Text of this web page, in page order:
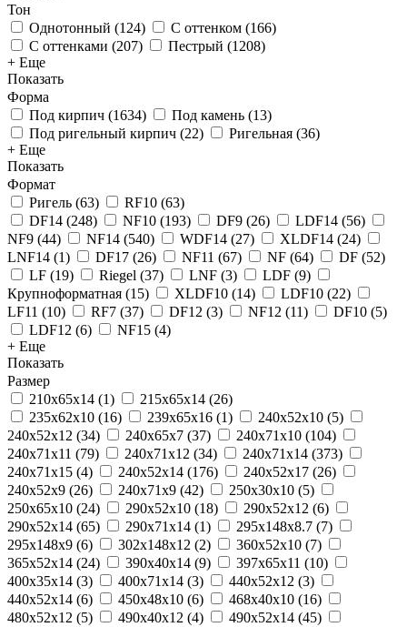
Тон
Однотонный (124) С оттенком (166)
С оттенками (207) Пестрый (1208)
+ Еще
Показать
Форма
Под кирпич (1634) Под камень (13)
Под ригельный кирпич (22) Ригельная (36)
+ Еще
Показать
Формат
Ригель (63) RF10 (63)
DF14 (248) NF10 (193) DF9 (26) LDF14 (56)
NF9 (44) NF14 (540) WDF14 (27) XLDF14 (24)
LNF14 (1) DF17 (26) NF11 (67) NF (64) DF (52)
LF (19) Riegel (37) LNF (3) LDF (9)
Крупноформатная (15) XLDF10 (14) LDF10 (22)
LF11 (10) RF7 (37) DF12 (3) NF12 (11) DF10 (5)
LDF12 (6) NF15 (4)
+ Еще
Показать
Размер
210x65x14 (1) 215х65х14 (26)
235x62x10 (16) 239х65х16 (1) 240x52x10 (5)
240x52x12 (34) 240x65x7 (37) 240x71x10 (104)
240x71x11 (79) 240x71x12 (34) 240x71x14 (373)
240x71x15 (4) 240х52х14 (176) 240х52х17 (26)
240х52х9 (26) 240х71х9 (42) 250x30x10 (5)
250x65x10 (24) 290x52x10 (18) 290x52x12 (6)
290x52x14 (65) 290x71x14 (1) 295х148х8.7 (7)
295х148х9 (6) 302х148х12 (2) 360х52х10 (7)
365x52x14 (24) 390x40x14 (9) 397x65x11 (10)
400х35х14 (3) 400х71х14 (3) 440x52x12 (3)
440х52х14 (6) 450x48x10 (6) 468x40x10 (16)
480х52х12 (5) 490x40x12 (4) 490x52x14 (45)